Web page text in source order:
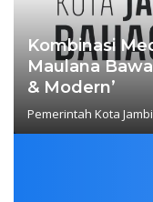
Kombinasi
Maulana
& Modern’
Pemerintah Kota Jambi